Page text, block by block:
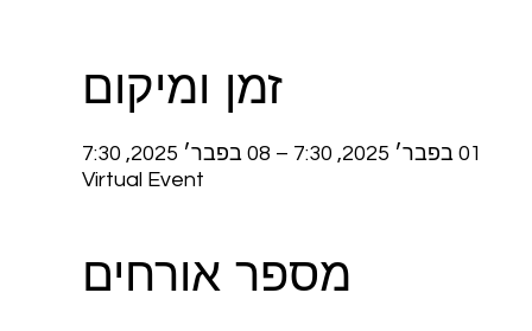
זמן ומיקום
01 בפבר׳ 2025, 7:30 – 08 בפבר׳ 2025, 7:30
Virtual Event
מספר אורחים